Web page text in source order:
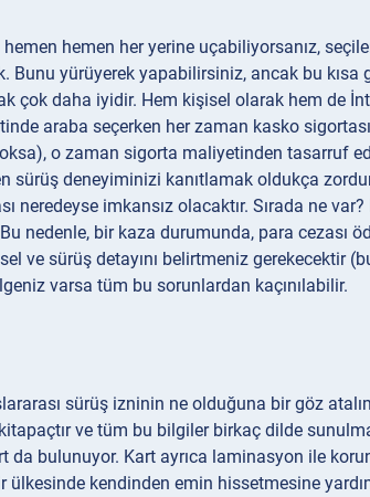
hemen her yerine uçabiliyorsanız,
Bunu yürüyerek yapabilirsiniz, ancak bu kısa
çok daha iyidir. Hem kişisel olarak hem de
araba seçerken her zaman kasko
o zaman sigorta maliyetinden tasarruf
sürüş deneyiminizi kanıtlamak oldukça
neredeyse imkansız olacaktır. Sırada ne
nedenle, bir kaza durumunda, para cezası
ve sürüş detayını belirtmeniz gerekecektir
varsa tüm bu sorunlardan kaçınılabilir.
sürüş izninin ne olduğuna bir göz
ve tüm bu bilgiler birkaç dilde
bulunuyor. Kart ayrıca laminasyon ile
kendinden emin hissetmesine